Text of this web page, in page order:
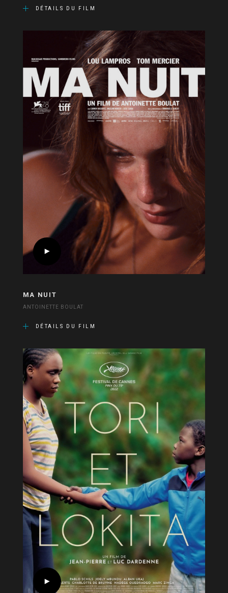
DÉTAILS DU FILM
MA NUIT
ANTOINETTE BOULAT
DÉTAILS DU FILM